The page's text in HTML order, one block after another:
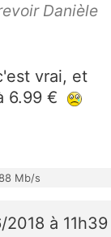
Danièle
vrai, et
6.99 €
Mb/s
2018 à 11h39